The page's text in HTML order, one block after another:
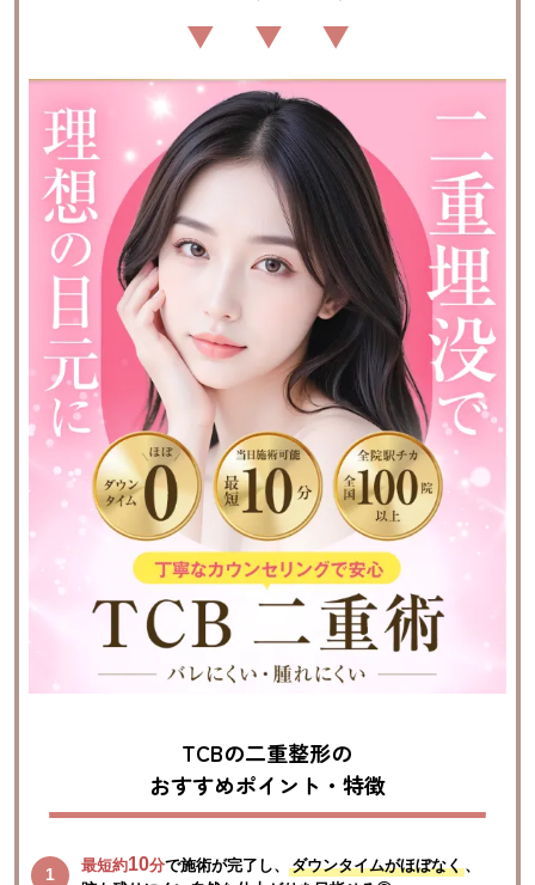
TCBの二重整形の
おすすめポイント・特徴
最短約10分で施術が完了し、 ダウンタイムがほぼなく 、